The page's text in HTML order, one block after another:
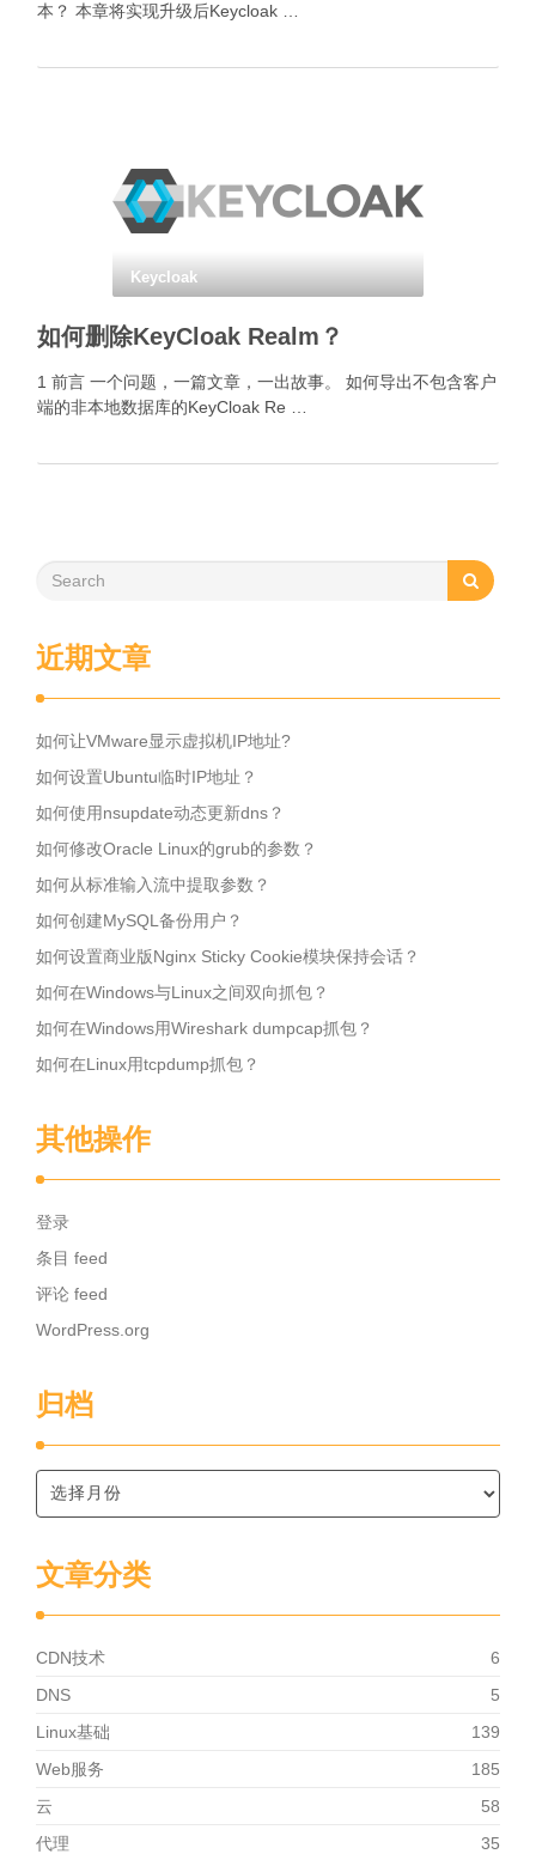
本？ 本章将实现升级后Keycloak …
Keycloak
如何删除KeyCloak Realm？
1 前言 一个问题，一篇文章，一出故事。 如何导出不包含客户
端的非本地数据库的KeyCloak Re …
近期文章
如何让VMware显示虚拟机IP地址?
如何设置Ubuntu临时IP地址？
如何使用nsupdate动态更新dns？
如何修改Oracle Linux的grub的参数？
如何从标准输入流中提取参数？
如何创建MySQL备份用户？
如何设置商业版Nginx Sticky Cookie模块保持会话？
如何在Windows与Linux之间双向抓包？
如何在Windows用Wireshark dumpcap抓包？
如何在Linux用tcpdump抓包？
其他操作
登录
条目 feed
评论 feed
WordPress.org
归档
文章分类
CDN技术
6
DNS
5
Linux基础
139
Web服务
185
云
58
代理
35